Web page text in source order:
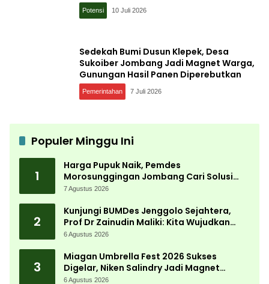
Potensi 10 Juli 2026
Sedekah Bumi Dusun Klepek, Desa
Sukoiber Jombang Jadi Magnet Warga,
Gunungan Hasil Panen Diperebutkan
Pemerintahan 7 Juli 2026
Populer Minggu Ini
1
Harga Pupuk Naik, Pemdes
Morosunggingan Jombang Cari Solusi
Lewat Kajian Akademik
7 Agustus 2026
2
Kunjungi BUMDes Jenggolo Sejahtera,
Prof Dr Zainudin Maliki: Kita Wujudkan
Kemandirian Ekonomi dengan Potensi
6 Agustus 2026
3
Miagan Umbrella Fest 2026 Sukses
Digelar, Niken Salindry Jadi Magnet
Ribuan Pengunjung
6 Agustus 2026